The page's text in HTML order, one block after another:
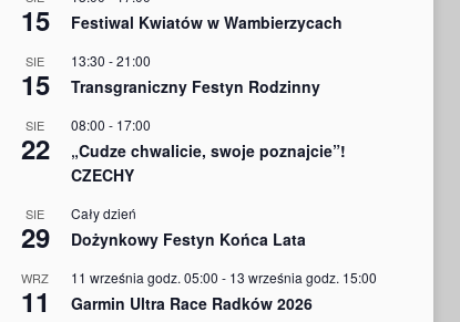
15 Festiwal Kwiatów w Wambierzycach
SIE
15
13:30 -21:00
Transgraniczny Festyn Rodzinny
SIE
22
08:00 - 17:00
„Cudze chwalicie, swoje poznajcie”!
CZECHY
SIE
29
Cały dzień
Dożynkowy Festyn Końca Lata
WRZ
11
11 września godz. 05:00 - 13 września godz. 15:00
Garmin Ultra Race Radków 2026